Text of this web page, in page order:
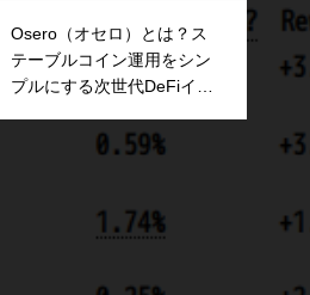
Osero（オセロ）とは？ス
テーブルコイン運用をシン
プルにする次世代DeFiイン